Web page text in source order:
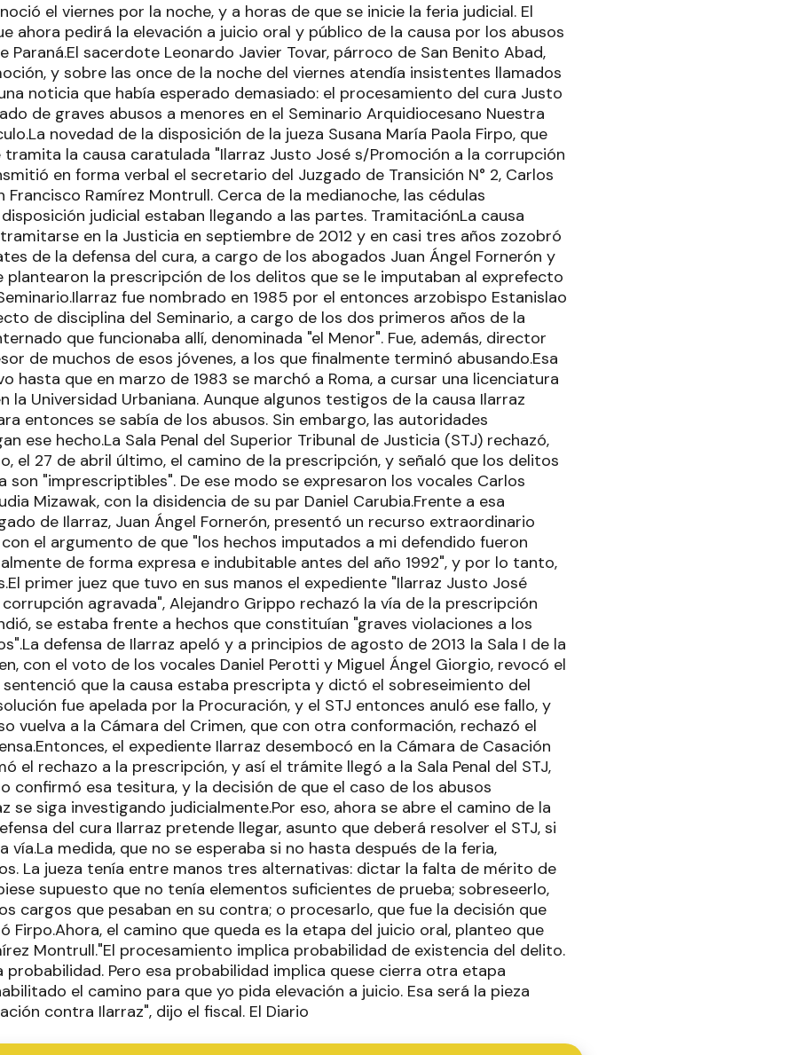
el viernes por la noche, y a horas de que se inicie la feria judicial. El
ahora pedirá la elevación a juicio oral y público de la causa por los abusos
Paraná.El sacerdote Leonardo Javier Tovar, párroco de San Benito Abad,
y sobre las once de la noche del viernes atendía insistentes llamados
noticia que había esperado demasiado: el procesamiento del cura Justo
de graves abusos a menores en el Seminario Arquidiocesano Nuestra
novedad de la disposición de la jueza Susana María Paola Firpo, que
tramita la causa caratulada "Ilarraz Justo José s/Promoción a la corrupción
en forma verbal el secretario del Juzgado de Transición N° 2, Carlos
Francisco Ramírez Montrull. Cerca de la medianoche, las cédulas
judicial estaban llegando a las partes. TramitaciónLa causa
en la Justicia en septiembre de 2012 y en casi tres años zozobró
de la defensa del cura, a cargo de los abogados Juan Ángel Fornerón y
plantearon la prescripción de los delitos que se le imputaban al exprefecto
fue nombrado en 1985 por el entonces arzobispo Estanislao
de disciplina del Seminario, a cargo de los dos primeros años de la
que funcionaba allí, denominada "el Menor". Fue, además, director
de muchos de esos jóvenes, a los que finalmente terminó abusando.Esa
hasta que en marzo de 1983 se marchó a Roma, a cursar una licenciatura
la Universidad Urbaniana. Aunque algunos testigos de la causa Ilarraz
entonces se sabía de los abusos. Sin embargo, las autoridades
ese hecho.La Sala Penal del Superior Tribunal de Justicia (STJ) rechazó,
el 27 de abril último, el camino de la prescripción, y señaló que los delitos
son "imprescriptibles". De ese modo se expresaron los vocales Carlos
Mizawak, con la disidencia de su par Daniel Carubia.Frente a esa
de Ilarraz, Juan Ángel Fornerón, presentó un recurso extraordinario
el argumento de que "los hechos imputados a mi defendido fueron
de forma expresa e indubitable antes del año 1992", y por lo tanto,
primer juez que tuvo en sus manos el expediente "Ilarraz Justo José
agravada", Alejandro Grippo rechazó la vía de la prescripción
se estaba frente a hechos que constituían "graves violaciones a los
defensa de Ilarraz apeló y a principios de agosto de 2013 la Sala I de la
con el voto de los vocales Daniel Perotti y Miguel Ángel Giorgio, revocó el
que la causa estaba prescripta y dictó el sobreseimiento del
fue apelada por la Procuración, y el STJ entonces anuló ese fallo, y
vuelva a la Cámara del Crimen, que con otra conformación, rechazó el
el expediente Ilarraz desembocó en la Cámara de Casación
el rechazo a la prescripción, y así el trámite llegó a la Sala Penal del STJ,
confirmó esa tesitura, y la decisión de que el caso de los abusos
se siga investigando judicialmente.Por eso, ahora se abre el camino de la
del cura Ilarraz pretende llegar, asunto que deberá resolver el STJ, si
vía.La medida, que no se esperaba si no hasta después de la feria,
La jueza tenía entre manos tres alternativas: dictar la falta de mérito de
supuesto que no tenía elementos suficientes de prueba; sobreseerlo,
cargos que pesaban en su contra; o procesarlo, que fue la decisión que
Firpo.Ahora, el camino que queda es la etapa del juicio oral, planteo que
Montrull."El procesamiento implica probabilidad de existencia del delito.
probabilidad. Pero esa probabilidad implica quese cierra otra etapa
el camino para que yo pida elevación a juicio. Esa será la pieza
contra Ilarraz", dijo el fiscal. El Diario